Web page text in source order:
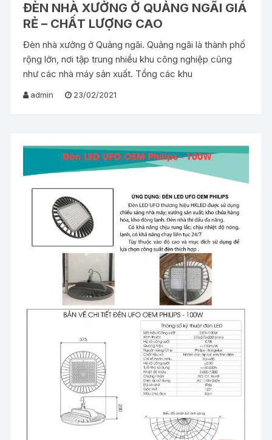
ĐÈN NHÀ XƯỞNG Ở QUẢNG NGÃI GIÁ
RẺ – CHẤT LƯỢNG CAO
Đèn nhà xưởng ở Quảng ngãi. Quảng ngãi là thành phố
rộng lớn, nơi tập trung nhiều khu công nghiệp cũng
như các nhà máy sản xuất. Tổng các khu
admin 23/02/2021